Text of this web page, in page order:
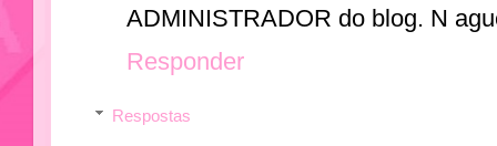
ADMINISTRADOR do blog. N
Responder
Respostas